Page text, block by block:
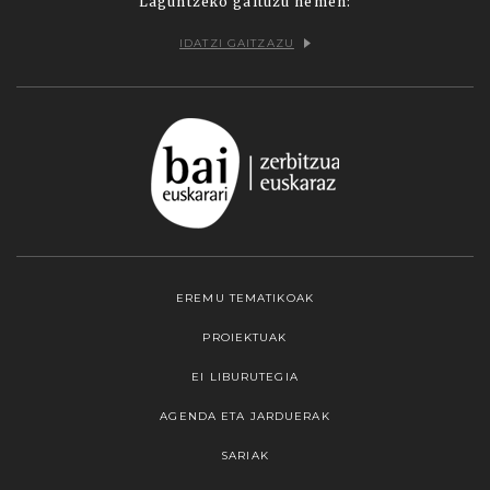
IDATZI GAITZAZU
EREMU TEMATIKOAK
PROIEKTUAK
EI LIBURUTEGIA
AGENDA ETA JARDUERAK
SARIAK